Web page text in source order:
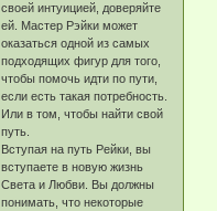
своей интуицией, доверяйте
ей. Мастер Рэйки может
оказаться одной из самых
подходящих фигур для того,
чтобы помочь идти по пути,
если есть такая потребность.
Или в том, чтобы найти свой
путь.
Вступая на путь Рейки, вы
вступаете в новую жизнь
Света и Любви. Вы должны
понимать, что некоторые